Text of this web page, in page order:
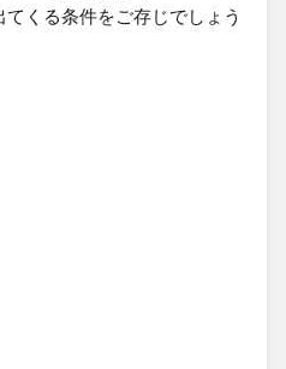
くる条件をご存じでしょう